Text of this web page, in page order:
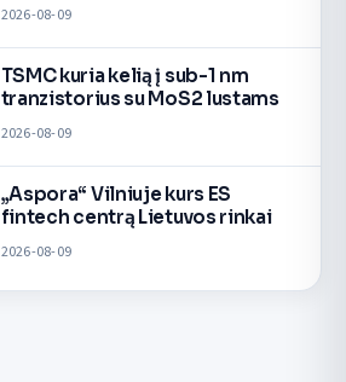
2026-08-09
TSMC kuria kelią į sub-1 nm
tranzistorius su MoS2 lustams
2026-08-09
„Aspora“ Vilniuje kurs ES
fintech centrą Lietuvos rinkai
2026-08-09